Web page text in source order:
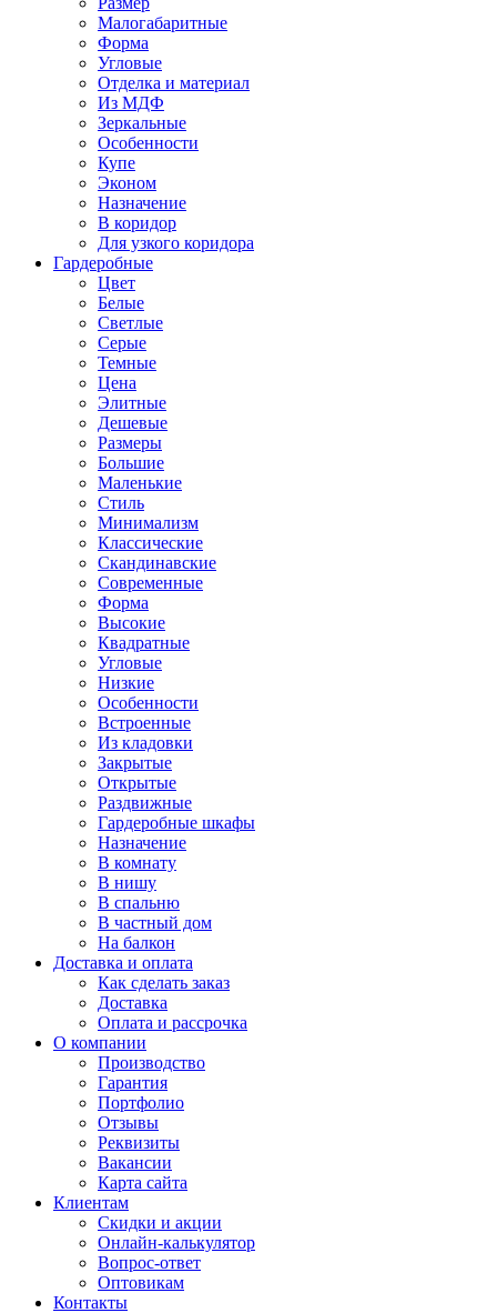
Малогабаритные
Форма
Угловые
Отделка и материал
Из МДФ
Зеркальные
Особенности
Купе
Эконом
Назначение
В коридор
Для узкого коридора
Гардеробные
Цвет
Белые
Светлые
Серые
Темные
Цена
Элитные
Дешевые
Размеры
Большие
Маленькие
Стиль
Минимализм
Классические
Скандинавские
Современные
Форма
Высокие
Квадратные
Угловые
Низкие
Особенности
Встроенные
Из кладовки
Закрытые
Открытые
Раздвижные
Гардеробные шкафы
Назначение
В комнату
В нишу
В спальню
В частный дом
На балкон
Доставка и оплата
Как сделать заказ
Доставка
Оплата и рассрочка
О компании
Производство
Гарантия
Портфолио
Отзывы
Реквизиты
Вакансии
Карта сайта
Клиентам
Скидки и акции
Онлайн-калькулятор
Вопрос-ответ
Оптовикам
Контакты